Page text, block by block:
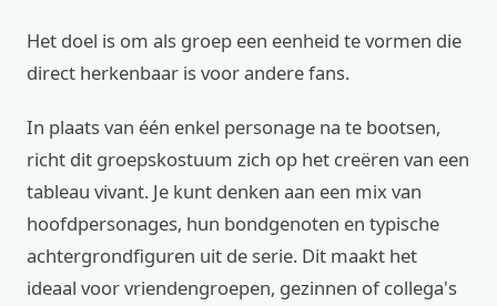
Het doel is om als groep een eenheid te vormen die
direct herkenbaar is voor andere fans.
In plaats van één enkel personage na te bootsen,
richt dit groepskostuum zich op het creëren van een
tableau vivant. Je kunt denken aan een mix van
hoofdpersonages, hun bondgenoten en typische
achtergrondfiguren uit de serie. Dit maakt het
ideaal voor vriendengroepen, gezinnen of collega's